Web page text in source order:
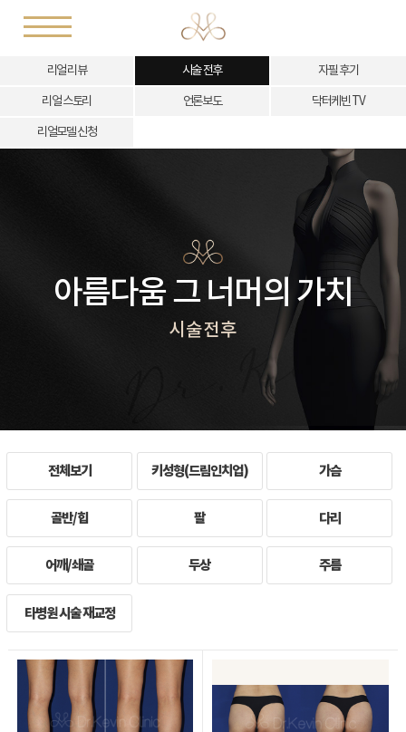
리얼 리뷰 시술 전후 자필 후기
리얼 스토리 언론보도 닥터케빈 TV
리얼모델 신청
아름다움 그 너머의 가치
시술전후
전체보기 키성형(드림인치업) 가슴
골반/힙 팔 다리
어깨/쇄골 두상 주름
타병원 시술 재교정